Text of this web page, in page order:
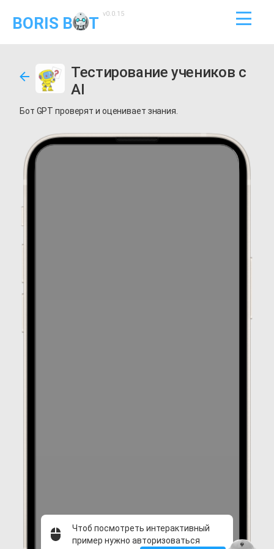
BORIS B T
v0.0.15
Тестирование учеников с
AI
Бот GPT проверят и оценивает знания.
Чтоб посмотреть интерактивный
пример нужно авторизоваться